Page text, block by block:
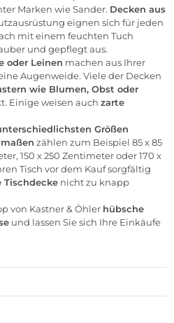
Marken wieSander. Decken aus
eignen sich für jeden
mit einem feuchten Tuch
und gepflegt aus.
oder Leinen machen aus Ihrer
Augenweide. Viele der Decken
wie Blumen, Obst oder
Einige weisen auch zarte
Größen
zählen zum Beispiel 85 x 85
150 x 250 Zentimeter oder 170 x
Tisch vor dem Kauf sorgfältig
Tischdecke nicht zu knapp
von Kastner & Öhler hübsche
und lassen Sie sich Ihre Einkäufe